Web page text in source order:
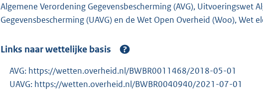
Algemene Verordening Gegevensbescherming (AVG), Uitvoeringswet
Gegevensbescherming (UAVG) en de Wet Open Overheid (Woo), Wet
Links naar wettelijke basis
AVG: https://wetten.overheid.nl/BWBR0011468/2018-05-01
UAVG: https://wetten.overheid.nl/BWBR0040940/2021-07-01